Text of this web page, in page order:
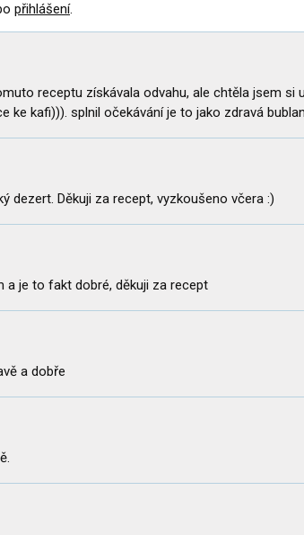
přihlášení.
receptu získávala odvahu, ale chtěla jsem si
ke kafi))). splnil očekávání je to jako zdravá
dezert. Děkuji za recept, vyzkoušeno včera :)
a je to fakt dobré, děkuji za recept
a dobře